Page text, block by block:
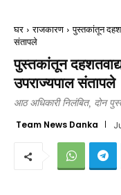
घर राजकारण
पुस्तकांतून
संतापले
पुस्तकांतून
उपराज्यपाल संतापले
आठ अधिकारी निलंबित, दोन
Team News Danka